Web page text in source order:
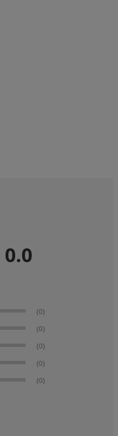
0.0
(0)
(0)
(0)
(0)
(0)